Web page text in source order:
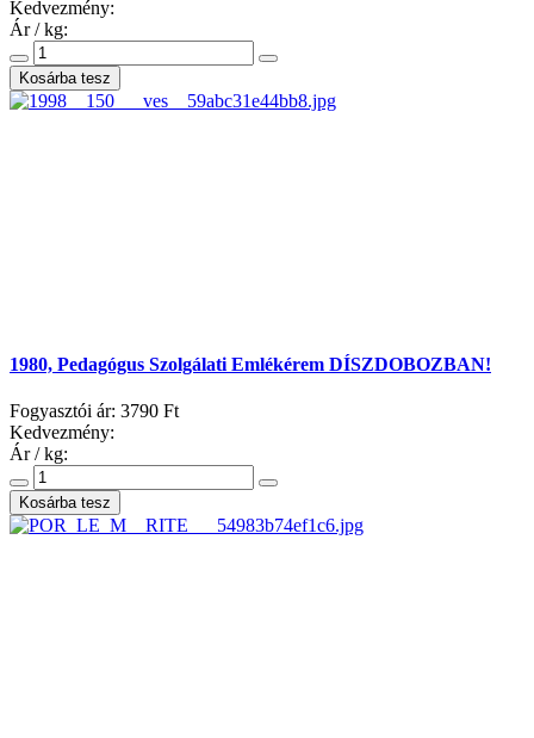
Kedvezmény:
Ár / kg:
1980, Pedagógus Szolgálati Emlékérem DÍSZDOBOZBAN!
Fogyasztói ár: 3790 Ft
Kedvezmény:
Ár / kg: